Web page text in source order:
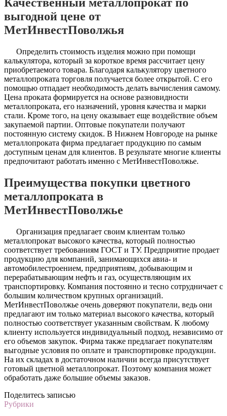
выгодной цене от
МетИнвестПоволжья
Определить стоимость изделия можно при помощи
калькулятора, который за короткое время рассчитает цену
приобретаемого товара. Благодаря калькулятору цветного
металлопроката торговля получается более открытой. С его
помощью отпадает необходимость делать вычисления самому.
Цена проката формируется на основе разновидности
металлопроката, его назначений, уровня качества и марки
стали. Кроме того, на цену оказывает еще воздействие объем
закупаемой партии. Оптовые покупатели получают
постоянную систему скидок. В Нижнем Новгороде на рынке
металлопроката фирма предлагает продукцию по самым
доступным ценам для клиентов. В результате многие клиенты
предпочитают работать именно с МетИнвестПоволжье.
Преимущества покупки цветного
металлопроката в
МетИнвестПоволжье
Организация предлагает своим клиентам только
металлопрокат высокого качества, который полностью
соответствует требованиям ГОСТ и ТУ. Предприятие продает
продукцию для компаний, занимающихся авиа- и
автомобилестроением, предприятиям, добывающим и
перерабатывающим нефть и газ, осуществляющим их
транспортировку. Компания постоянно и тесно сотрудничает с
большим количеством крупных организаций.
МетИнвестПоволжье очень доверяют покупатели, ведь они
предлагают им только материал высокого качества, который
полностью соответствует указанным свойствам. К любому
клиенту используется индивидуальный подход, независимо от
его объемов закупок. Фирма также предлагает покупателям
выгодные условия по оплате и транспортировке продукции.
На их складах в достаточном наличии всегда присутствует
готовый цветной металлопрокат. Поэтому компания может
обработать даже большие объемы заказов.
Поделитесь записью
Рубрики